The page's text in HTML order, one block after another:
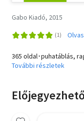
Gabo Kiadó, 2015
365 oldal･puhatáblás,
További részletek